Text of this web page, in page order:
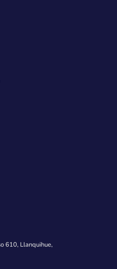
610, Llanquihue,